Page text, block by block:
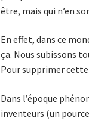
être, mais qui n’en
En effet, dans ce
ça. Nous subissons
Pour supprimer
Dans l’époque
inventeurs (un